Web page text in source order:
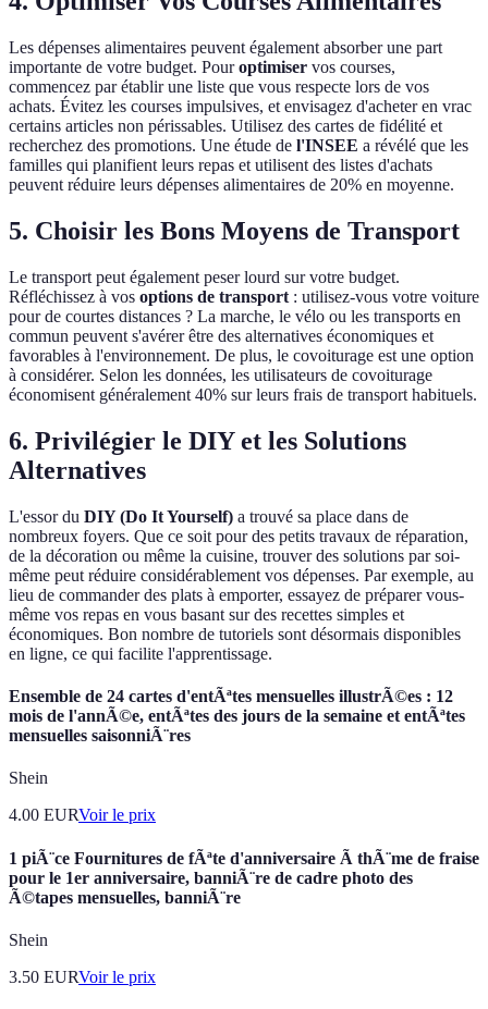
Les dépenses alimentaires peuvent également absorber une part
importante de votre budget. Pouroptimiser vos courses,
commencez par établir une liste que vous respecte lors de vos
achats. Évitez les courses impulsives, et envisagez d'acheter en vrac
certains articles non périssables. Utilisez des cartes de fidélité et
recherchez des promotions. Une étude de l'INSEE a révélé que les
familles qui planifient leurs repas et utilisent des listes d'achats
peuvent réduire leurs dépenses alimentaires de 20% en moyenne.
5. Choisir les Bons Moyens de Transport
Le transport peut également peser lourd sur votre budget.
Réfléchissez à vos options de transport : utilisez-vous votre voiture
pour de courtes distances ? La marche, le vélo ou les transports en
commun peuvent s'avérer être des alternatives économiques et
favorables à l'environnement. De plus, le covoiturage est une option
à considérer. Selon les données, les utilisateurs de covoiturage
économisent généralement 40% sur leurs frais de transport habituels.
6. Privilégier le DIY et les Solutions
Alternatives
L'essor du DIY (Do It Yourself) a trouvé sa place dans de
nombreux foyers. Que ce soit pour des petits travaux de réparation,
de la décoration ou même la cuisine, trouver des solutions par soi-
même peut réduire considérablement vos dépenses. Par exemple, au
lieu de commander des plats à emporter, essayez de préparer vous-
même vos repas en vous basant sur des recettes simples et
économiques. Bon nombre de tutoriels sont désormais disponibles
en ligne, ce qui facilite l'apprentissage.
Ensemble de 24 cartes d'entÃªtes mensuelles illustrÃ©es : 12
mois de l'annÃ©e, entÃªtes des jours de la semaine et entÃªtes
mensuelles saisonniÃ¨res
Shein
4.00 EURVoir le prix
1 piÃ¨ce Fournitures de fÃªte d'anniversaire Ã thÃ¨me de fraise
pour le 1er anniversaire, banniÃ¨re de cadre photo des
Ã©tapes mensuelles, banniÃ¨re
Shein
3.50 EURVoir le prix